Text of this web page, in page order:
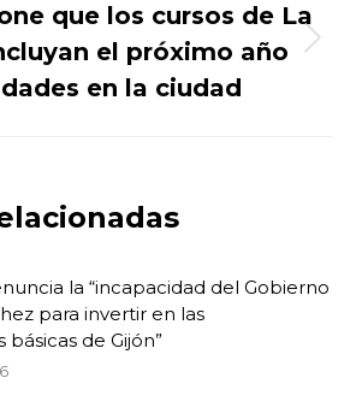
Publicación
siguiente:
que los cursos de La
el próximo año
en la ciudad
la “incapacidad del Gobierno
para invertir en las
de Gijón”